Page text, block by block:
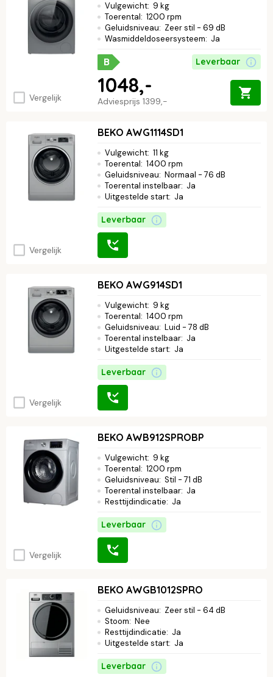
Vergelijk
Vulgewicht: 9 kg
Toerental: 1200 rpm
Geluidsniveau: Zeer stil - 69 dB
Wasmiddeldoseersysteem: Ja
B Leverbaar
Adviesprijs 1399,-
1048,-
Vergelijk
BEKO AWG1114SD1
Vulgewicht: 11 kg
Toerental: 1400 rpm
Geluidsniveau: Normaal - 76 dB
Toerental instelbaar: Ja
Uitgestelde start: Ja
Leverbaar
Vergelijk
BEKO AWG914SD1
Vulgewicht: 9 kg
Toerental: 1400 rpm
Geluidsniveau: Luid - 78 dB
Toerental instelbaar: Ja
Uitgestelde start: Ja
Leverbaar
Vergelijk
BEKO AWB912SPROBP
Vulgewicht: 9 kg
Toerental: 1200 rpm
Geluidsniveau: Stil - 71 dB
Toerental instelbaar: Ja
Resttijdindicatie: Ja
Leverbaar
BEKO AWGB1012SPRO
Geluidsniveau: Zeer stil - 64 dB
Stoom: Nee
Resttijdindicatie: Ja
Uitgestelde start: Ja
Leverbaar